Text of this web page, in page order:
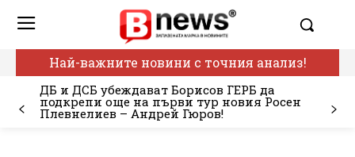
Най-важните новини с точния анализ!
ДБ и ДСБ убеждават Борисов ГЕРБ да
подкрепи още на първи тур новия Росен
Плевнелиев – Андрей Гюров!